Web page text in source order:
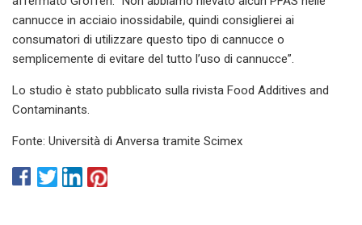
cannucce in acciaio inossidabile, quindi consiglierei ai
consumatori di utilizzare questo tipo di cannucce o
semplicemente di evitare del tutto l’uso di cannucce”.
Lo studio è stato pubblicato sulla rivista Food Additives and
Contaminants.
Fonte: Università di Anversa tramite Scimex